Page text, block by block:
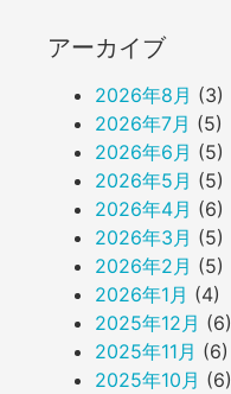
アーカイブ
2026年8月 (3)
2026年7月 (5)
2026年6月 (5)
2026年5月 (5)
2026年4月 (6)
2026年3月 (5)
2026年2月 (5)
2026年1月 (4)
2025年12月 (6)
2025年11月 (6)
2025年10月 (6)